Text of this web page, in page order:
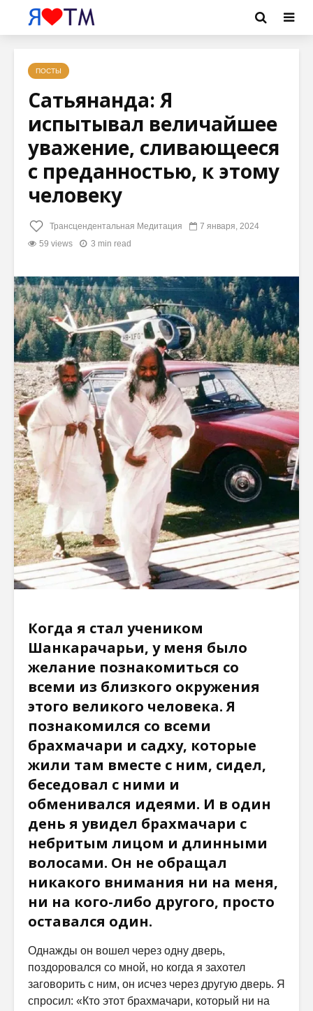
ПОСТЫ
Сатьянанда: Я
испытывал величайшее
уважение, сливающееся
с преданностью, к этому
человеку
Трансцендентальная Медитация
7 января, 2024
59 views
3 min read
Когда я стал учеником
Шанкарачарьи, у меня было
желание познакомиться со
всеми из близкого окружения
этого великого человека. Я
познакомился со всеми
брахмачари и садху, которые
жили там вместе с ним, сидел,
беседовал с ними и
обменивался идеями. И в один
день я увидел брахмачари с
небритым лицом и длинными
волосами. Он не обращал
никакого внимания ни на меня,
ни на кого-либо другого, просто
оставался один.
Однажды он вошел через одну дверь,
поздоровался со мной, но когда я захотел
заговорить с ним, он исчез через другую дверь. Я
спросил: «Кто этот брахмачари, который ни на